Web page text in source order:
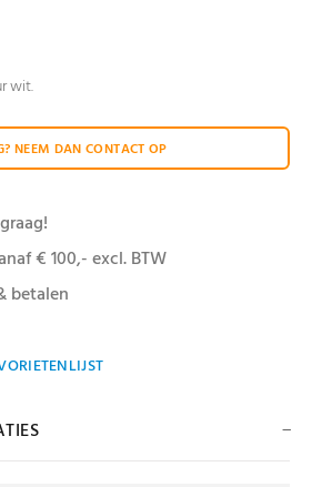
wit.
NEEM DAN CONTACT OP
€ 100,- excl. BTW
betalen